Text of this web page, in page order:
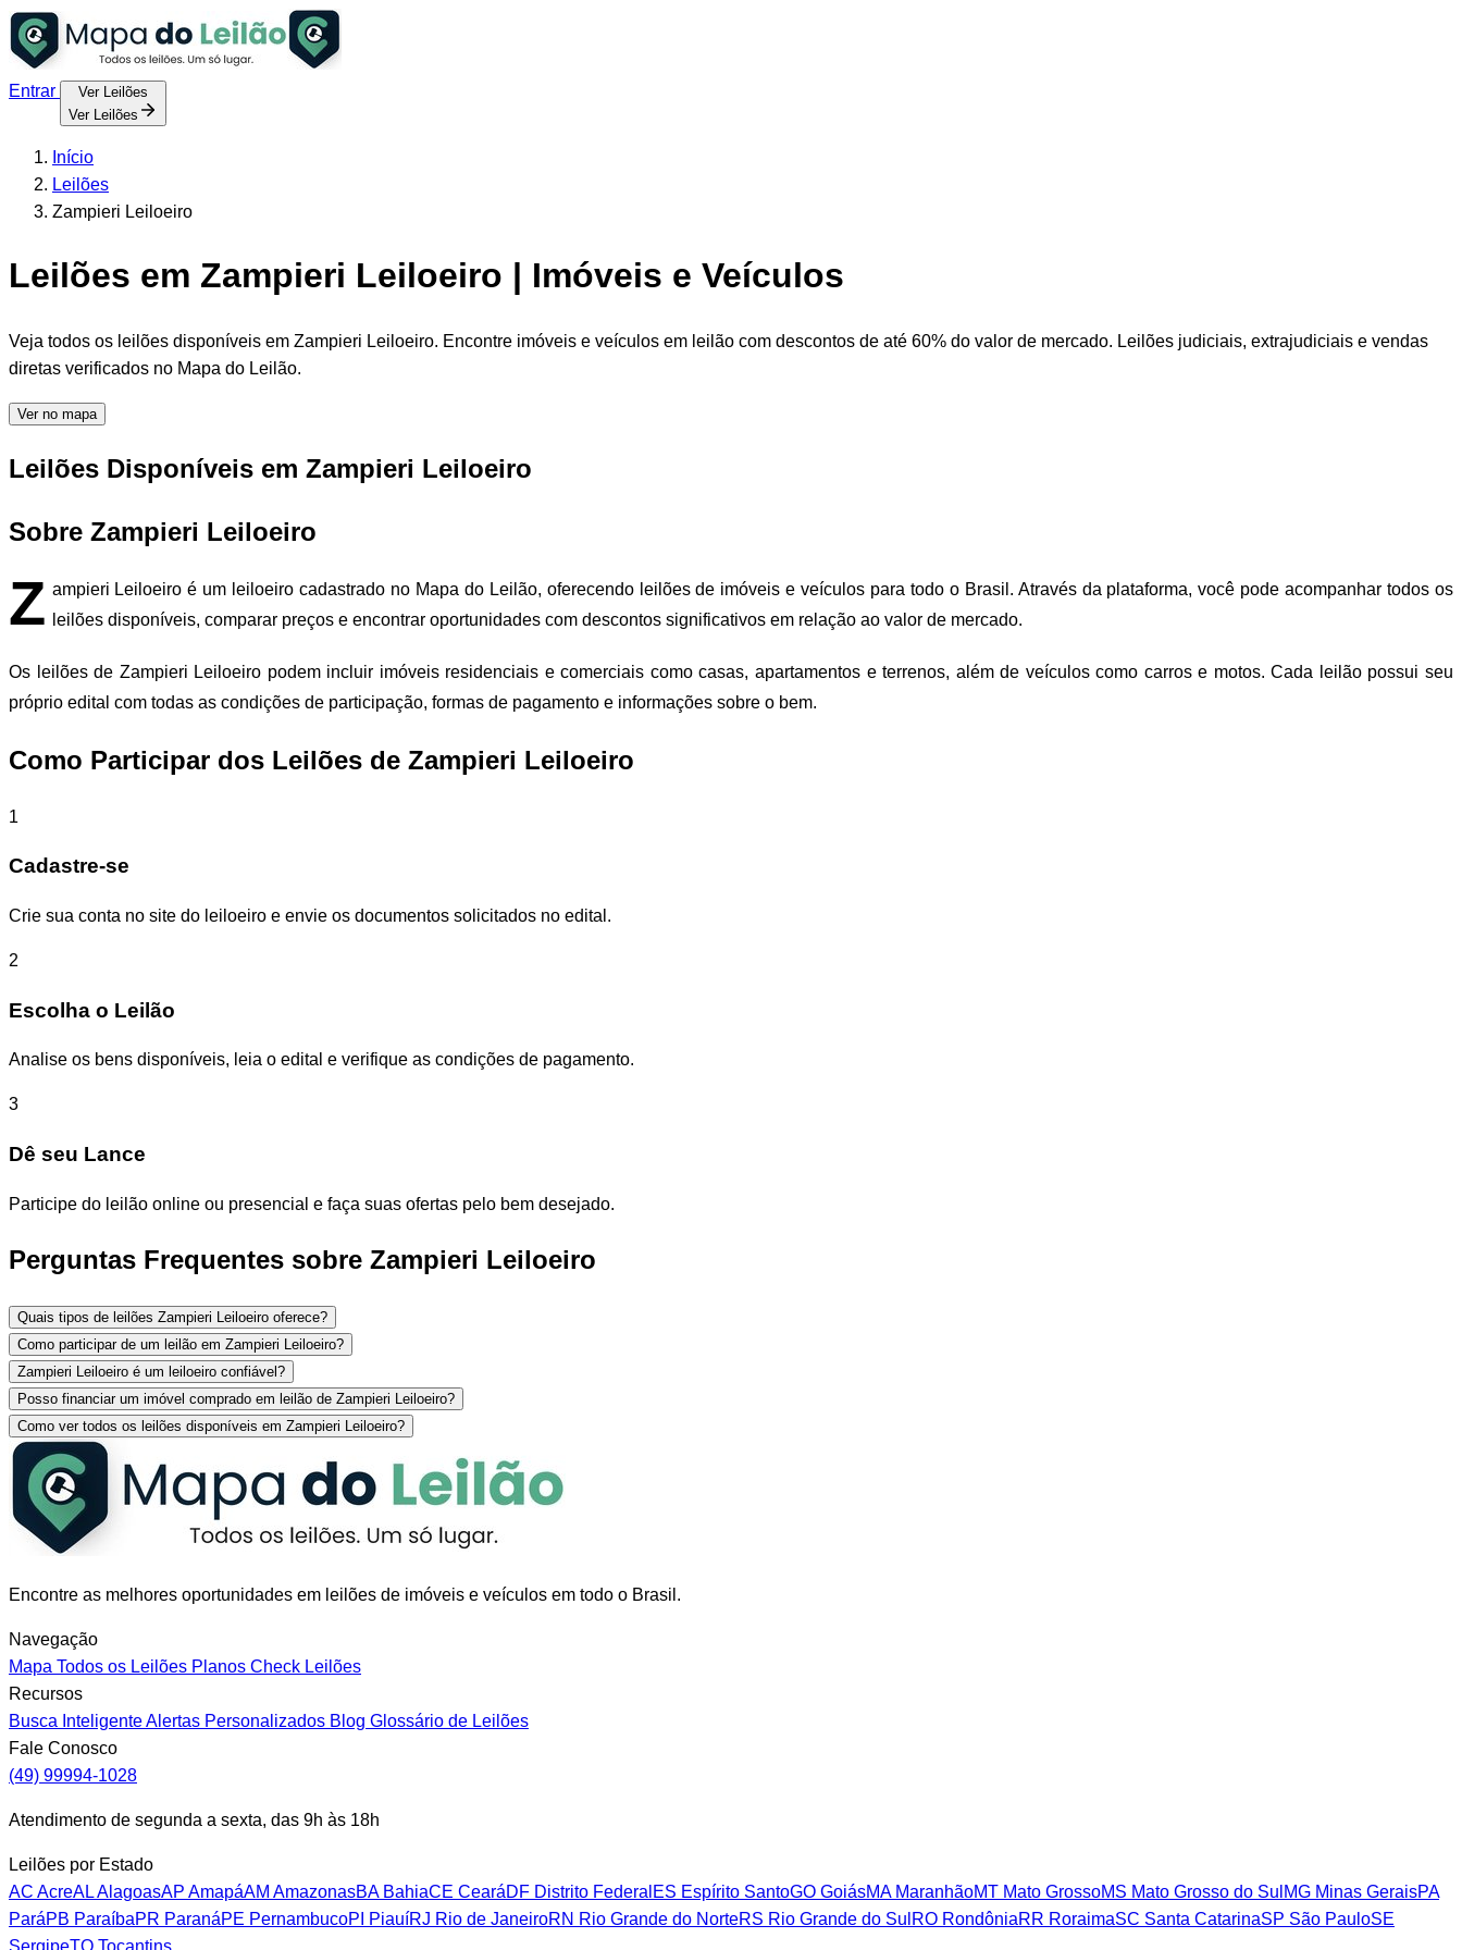
Entrar
Ver Leilões
Ver Leilões
Início
Leilões
Zampieri Leiloeiro
Leilões em Zampieri Leiloeiro | Imóveis e Veículos
Veja todos os leilões disponíveis em Zampieri Leiloeiro. Encontre imóveis e veículos em leilão com descontos de até 60% do valor de mercado. Leilões judiciais, extrajudiciais e vendas
diretas verificados no Mapa do Leilão.
Ver no mapa
Leilões Disponíveis em Zampieri Leiloeiro
Sobre Zampieri Leiloeiro
Z ampieri Leiloeiro é um leiloeiro cadastrado no Mapa do Leilão, oferecendo leilões de imóveis e veículos para todo o Brasil. Através da plataforma, você pode acompanhar todos os
leilões disponíveis, comparar preços e encontrar oportunidades com descontos significativos em relação ao valor de mercado.
Os leilões de Zampieri Leiloeiro podem incluir imóveis residenciais e comerciais como casas, apartamentos e terrenos, além de veículos como carros e motos. Cada leilão possui seu
próprio edital com todas as condições de participação, formas de pagamento e informações sobre o bem.
Como Participar dos Leilões de Zampieri Leiloeiro
1
Cadastre-se
Crie sua conta no site do leiloeiro e envie os documentos solicitados no edital.
2
Escolha o Leilão
Analise os bens disponíveis, leia o edital e verifique as condições de pagamento.
3
Dê seu Lance
Participe do leilão online ou presencial e faça suas ofertas pelo bem desejado.
Perguntas Frequentes sobre Zampieri Leiloeiro
Quais tipos de leilões Zampieri Leiloeiro oferece?
Como participar de um leilão em Zampieri Leiloeiro?
Zampieri Leiloeiro é um leiloeiro confiável?
Posso financiar um imóvel comprado em leilão de Zampieri Leiloeiro?
Como ver todos os leilões disponíveis em Zampieri Leiloeiro?
Encontre as melhores oportunidades em leilões de imóveis e veículos em todo o Brasil.
Navegação
Mapa Todos os Leilões Planos Check Leilões
Recursos
Busca InteligenteAlertas Personalizados Blog Glossário de Leilões
Fale Conosco
(49) 99994-1028
Atendimento de segunda a sexta, das 9h às 18h
Leilões por Estado
AC AcreALAlagoasAP AmapáAM AmazonasBABahiaCE CearáDF Distrito Federal ES Espírito SantoGO GoiásMAMaranhãoMT Mato GrossoMS Mato Grosso do Sul MG Minas GeraisPA
ParáPB ParaíbaPR ParanáPE PernambucoPI PiauíRJ Rio de JaneiroRN Rio Grande do NorteRS Rio Grande do Sul RO RondôniaRR RoraimaSC Santa CatarinaSP São PauloSE
SergipeTO Tocantins